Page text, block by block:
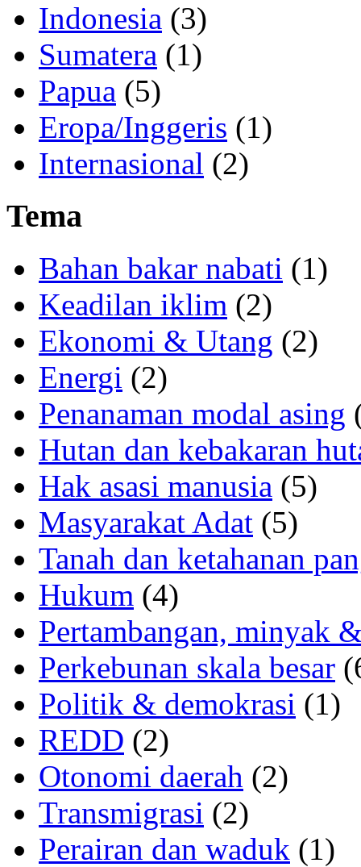
Indonesia (3)
Sumatera (1)
Papua (5)
Eropa/Inggeris (1)
Internasional (2)
Tema
Bahan bakar nabati (1)
Keadilan iklim (2)
Ekonomi & Utang (2)
Energi (2)
Penanaman modal asing
Hutan dan kebakaran
Hak asasi manusia (5)
Masyarakat Adat (5)
Tanah dan ketahanan
Hukum (4)
Pertambangan, minyak
Perkebunan skala besar
Politik & demokrasi (1)
REDD (2)
Otonomi daerah (2)
Transmigrasi (2)
Perairan dan waduk (1)